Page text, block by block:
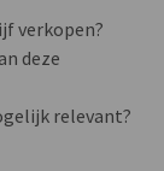
verkopen?
deze
relevant?